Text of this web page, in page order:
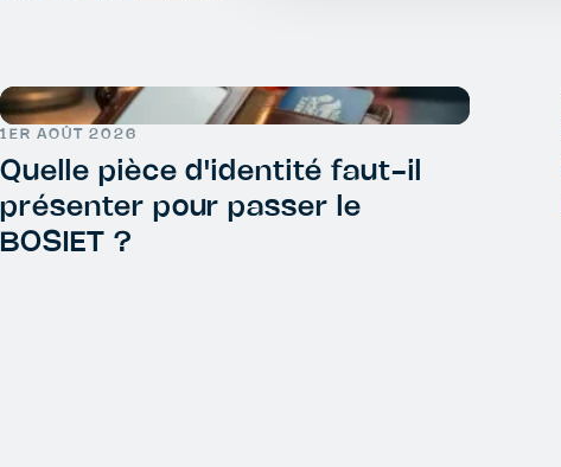
1ER AOÛT 2026
Quelle pièce d'identité faut-il
présenter pour passer le
BOSIET ?